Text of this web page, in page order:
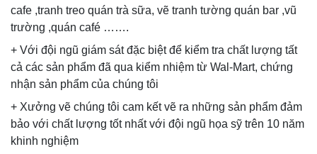
cafe ,tranh treo quán trà sữa, vẽ tranh tường quán bar ,vũ
trường ,quán café …….
+ Với đội ngũ giám sát đặc biệt để kiểm tra chất lượng tất
cả các sản phẩm đã qua kiểm nhiệm từ Wal-Mart, chứng
nhận sản phẩm của chúng tôi
+ Xưởng vẽ chúng tôi cam kết vẽ ra những sản phẩm đảm
bảo với chất lượng tốt nhất với đội ngũ họa sỹ trên 10 năm
khinh nghiệm